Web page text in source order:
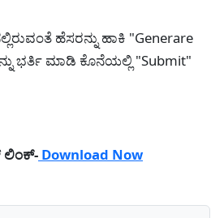
ಹೆಸರನ್ನು ಹಾಕಿ "Generare
ಭರ್ತಿ ಮಾಡಿ ಕೊನೆಯಲ್ಲಿ "Submit"
ಲಿಂಕ್- Download Now